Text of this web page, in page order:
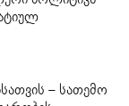
– სათემო